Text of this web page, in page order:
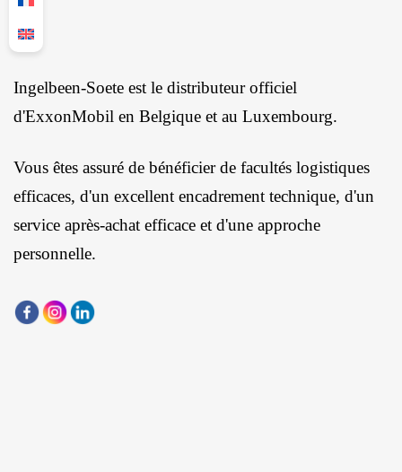
Ingelbeen-Soete est le distributeur officiel
d'ExxonMobil en Belgique et au Luxembourg.
Vous êtes assuré de bénéficier de facultés logistiques
efficaces, d'un excellent encadrement technique, d'un
service après-achat efficace et d'une approche
personnelle.